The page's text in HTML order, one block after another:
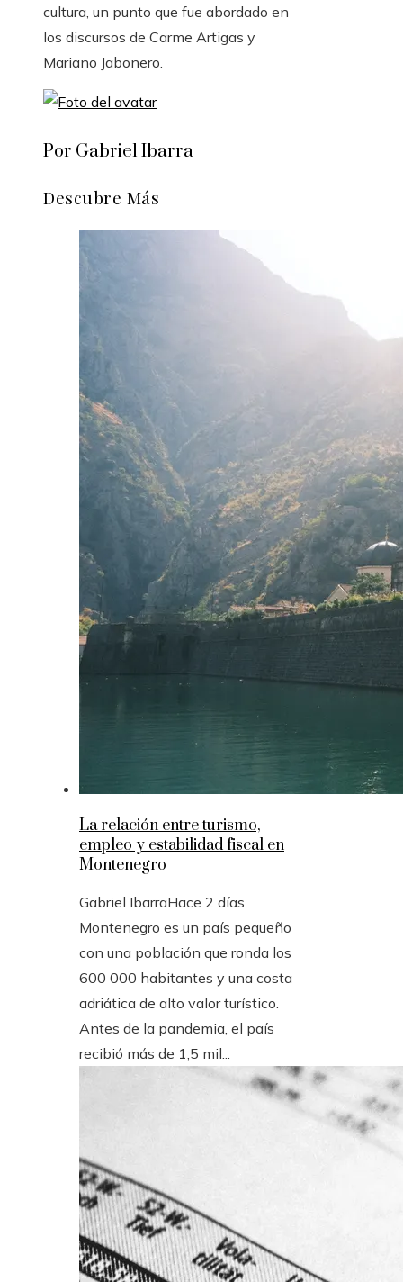
cultura, un punto que fue abordado en
los discursos de Carme Artigas y
Mariano Jabonero.
Por Gabriel Ibarra
Descubre Más
La relación entre turismo,
empleo y estabilidad fiscal en
Montenegro
Gabriel IbarraHace 2 días
Montenegro es un país pequeño
con una población que ronda los
600 000 habitantes y una costa
adriática de alto valor turístico.
Antes de la pandemia, el país
recibió más de 1,5 mil...